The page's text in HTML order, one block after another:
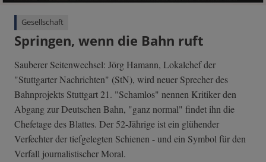
Gesellschaft
Springen, wenn die Bahn ruft
Sauberer Seitenwechsel: Jörg Hamann, Lokalchef der
"Stuttgarter Nachrichten" (StN), wird neuer Sprecher des
Bahnprojekts Stuttgart 21. "Schamlos" nennen Kritiker den
Abgang zur Deutschen Bahn, "ganz normal" findet ihn die
Chefetage des Blattes. Der 52-Jährige ist ein glühender
Verfechter der tiefgelegten Schienen - und ein Symbol für den
Verfall journalistischer Moral.